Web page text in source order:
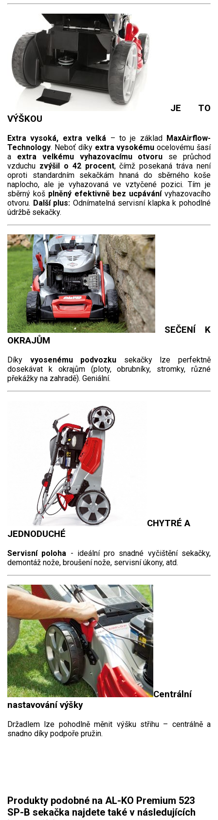
JE TO
VÝŠKOU
Extra vysoká, extra velká – to je základ MaxAirflow-
Technology. Neboť díkyextra vysokému ocelovému šasí
a extra velkému vyhazovacímu otvoru se průchod
vzduchu zvýšil o 42 procent, čímž posekaná tráva není
oproti standardním sekačkám hnaná do sběrného koše
naplocho, ale je vyhazovaná ve vztyčené pozici. Tím je
sběrný koš plněný efektivně bez ucpávánívyhazovacího
otvoru. Další plus: Odnímatelná servisní klapka k pohodlné
údržbě sekačky.
SEČENÍ K
OKRAJŮM
Díky vyosenému podvozku sekačky lze perfektně
dosekávat k okrajům (ploty, obrubníky, stromky, různé
překážky na zahradě). Geniální.
CHYTRÉ A
JEDNODUCHÉ
Servisní poloha - ideální pro snadné vyčištění sekačky,
demontáž nože, broušení nože, servisní úkony, atd.
Centrální
nastavování výšky
Držadlem lze pohodlně měnit výšku střihu – centrálně a
snadno díky podpoře pružin.
Produkty podobné na AL-KO Premium 523
SP-B sekačka najdete také v následujících